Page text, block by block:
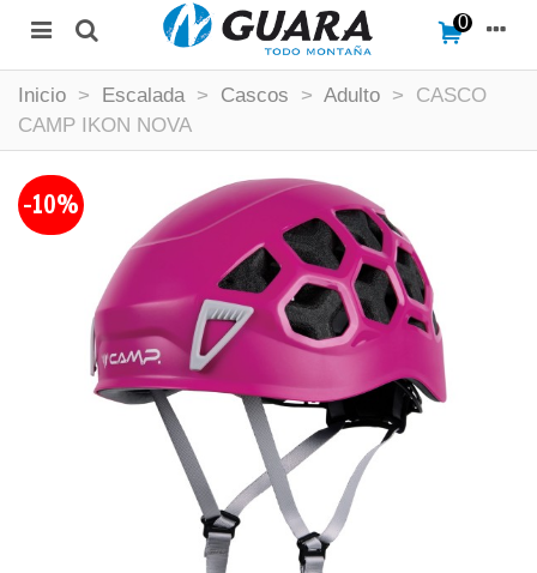
0
Inicio > Escalada > Cascos > Adulto >
CASCO
CAMP IKON NOVA
-10%